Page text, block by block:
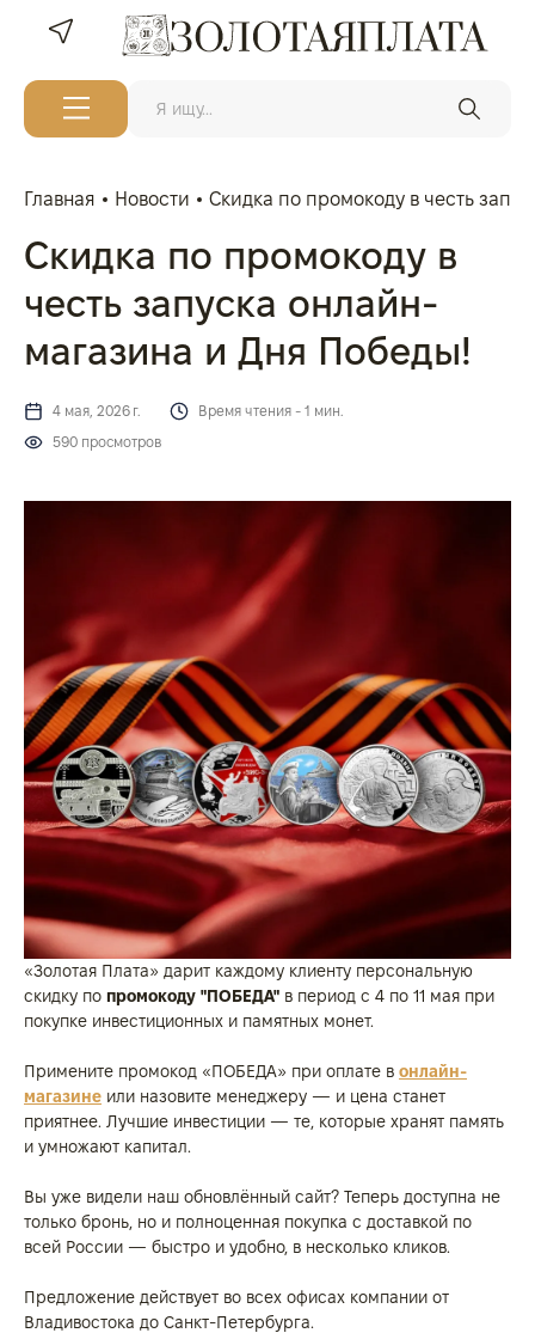
Главная Новости Скидка по промокоду в честь
Скидка по промокоду в
честь запуска онлайн-
магазина и Дня Победы!
4 мая, 2026 г.
Время чтения - 1 мин.
590 просмотров
«Золотая Плата» дарит каждому клиенту персональную
скидку по промокоду "ПОБЕДА" в период с 4 по 11 мая при
покупке инвестиционных и памятных монет.
Примените промокод «ПОБЕДА» при оплате в онлайн-
магазине или назовите менеджеру — и цена станет
приятнее. Лучшие инвестиции — те, которые хранят память
и умножают капитал.
Вы уже видели наш обновлённый сайт? Теперь доступна не
только бронь, но и полноценная покупка с доставкой по
всей России — быстро и удобно, в несколько кликов.
Предложение действует во всех офисах компании от
Владивостока до Санкт-Петербурга.